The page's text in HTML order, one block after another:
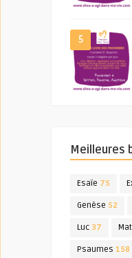
5
Meilleures
Esaïe 75
Genèse 52
Luc 37
Psaumes 158